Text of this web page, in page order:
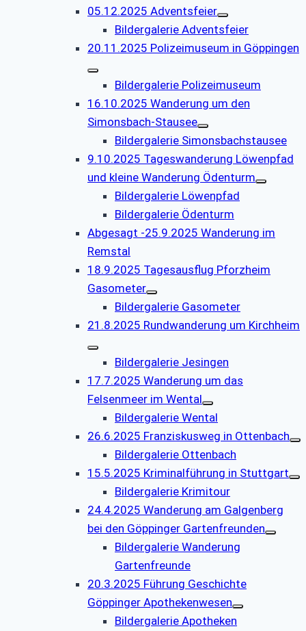
05.12.2025 Adventsfeier
Bildergalerie Adventsfeier
20.11.2025 Polizeimuseum in Göppingen
Bildergalerie Polizeimuseum
16.10.2025 Wanderung um den
Simonsbach-Stausee
Bildergalerie Simonsbachstausee
9.10.2025 Tageswanderung Löwenpfad
und kleine Wanderung Ödenturm
Bildergalerie Löwenpfad
Bildergalerie Ödenturm
Abgesagt -25.9.2025 Wanderung im
Remstal
18.9.2025 Tagesausflug Pforzheim
Gasometer
Bildergalerie Gasometer
21.8.2025 Rundwanderung um Kirchheim
Bildergalerie Jesingen
17.7.2025 Wanderung um das
Felsenmeer im Wental
Bildergalerie Wental
26.6.2025 Franziskusweg in Ottenbach
Bildergalerie Ottenbach
15.5.2025 Kriminalführung in Stuttgart
Bildergalerie Krimitour
24.4.2025 Wanderung am Galgenberg
bei den Göppinger Gartenfreunden
Bildergalerie Wanderung
Gartenfreunde
20.3.2025 Führung Geschichte
Göppinger Apothekenwesen
Bildergalerie Apotheken